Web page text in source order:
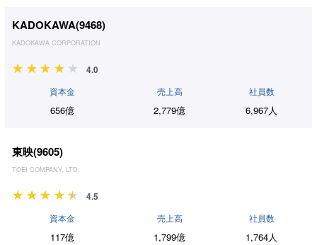
KADOKAWA(9468)
KADOKAWA CORPORATION
4.0
資本金
656億
売上高
2,779億
社員数
6,967人
東映(9605)
TOEI COMPANY, LTD.
4.5
資本金
117億
売上高
1,799億
社員数
1,764人